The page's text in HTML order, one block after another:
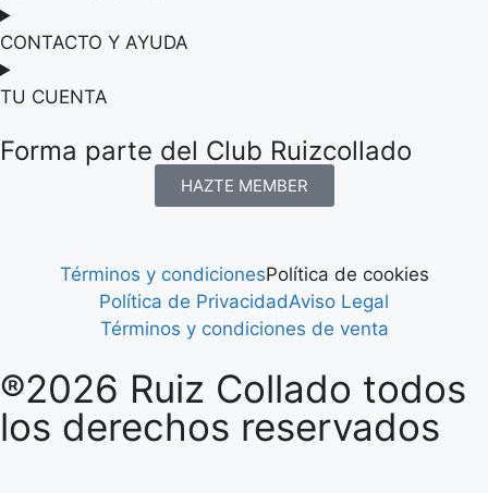
CONTACTO Y AYUDA
TU CUENTA
Forma parte del Club Ruizcollado
HAZTE MEMBER
Términos y condicionesPolítica de cookies
Política de PrivacidadAviso Legal
Términos y condiciones de venta
®2026 Ruiz Collado todos
los derechos reservados